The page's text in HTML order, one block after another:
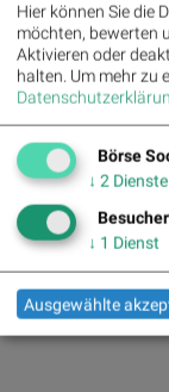
Henkel : 3.89%»
Zalando : 2.86%»
Fresenius Medical
» Details
Fresenius : 1.71%
Hochtief : -0.71%
Rheinmetall : -
Siemens : -5.11%
Siemens Energy : -
Details
Scout24 : -6.12%
Hier können Sie die
möchten, bewerten
Aktivieren oder
halten. Um mehr zu
Börse
↓ 2 Dienste
↓ 1 Dienst
Ausgewählte